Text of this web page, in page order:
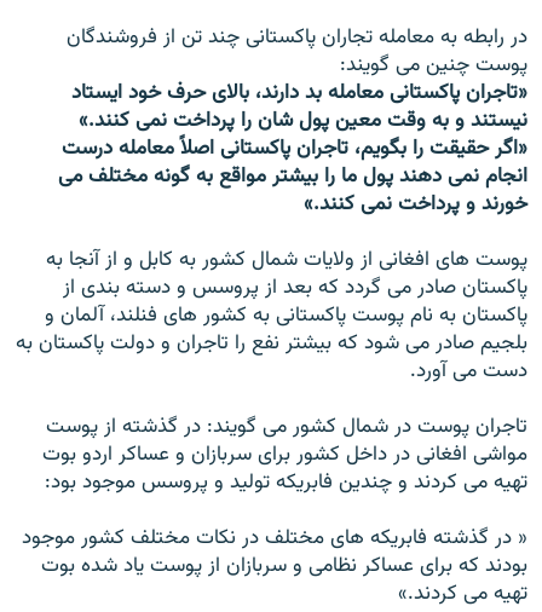
در رابطه به معامله تجاران پاکستانی چند تن از فروشندگان
پوست چنین می گویند:
«تاجران پاکستانی معامله بد دارند، بالای حرف خود ایستاد
نیستند و به وقت معین پول شان را پرداخت نمی کنند.»
«اگر حقیقت را بگویم، تاجران پاکستانی اصلاً معامله درست
انجام نمی دهند پول ما را بیشتر مواقع به گونه مختلف می
خورند و پرداخت نمی کنند.»
پوست های افغانی از ولایات شمال کشور به کابل و از آنجا به
پاکستان صادر می گردد که بعد از پروسس و دسته بندی از
پاکستان به نام پوست پاکستانی به کشور های فنلند، آلمان و
بلجیم صادر می شود که بیشتر نفع را تاجران و دولت پاکستان به
دست می آورد.
تاجران پوست در شمال کشور می گویند: در گذشته از پوست
مواشی افغانی در داخل کشور برای سربازان و عساکر اردو بوت
تهیه می کردند و چندین فابریکه تولید و پروسس موجود بود:
« در گذشته فابریکه های مختلف در نکات مختلف کشور موجود
بودند که برای عساکر نظامی و سربازان از پوست یاد شده بوت
تهیه می کردند.»